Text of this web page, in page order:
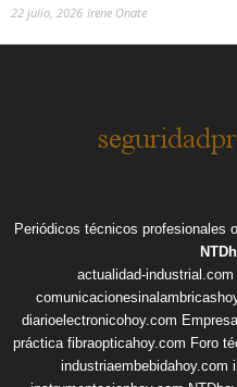
22 julio, 2026 Irene Onate
Periódicos técnicos profesionales
actualidad-industrial.com
diarioelectronicohoy.com
práctica fibraopticahoy.com Foro
industriaembebidahoy.com